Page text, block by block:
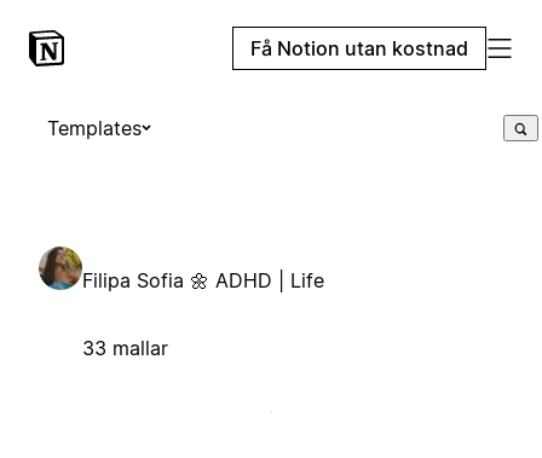
Få Notion utan kostnad
Templates
Filipa Sofia 🌼 ADHD | Life
33 mallar